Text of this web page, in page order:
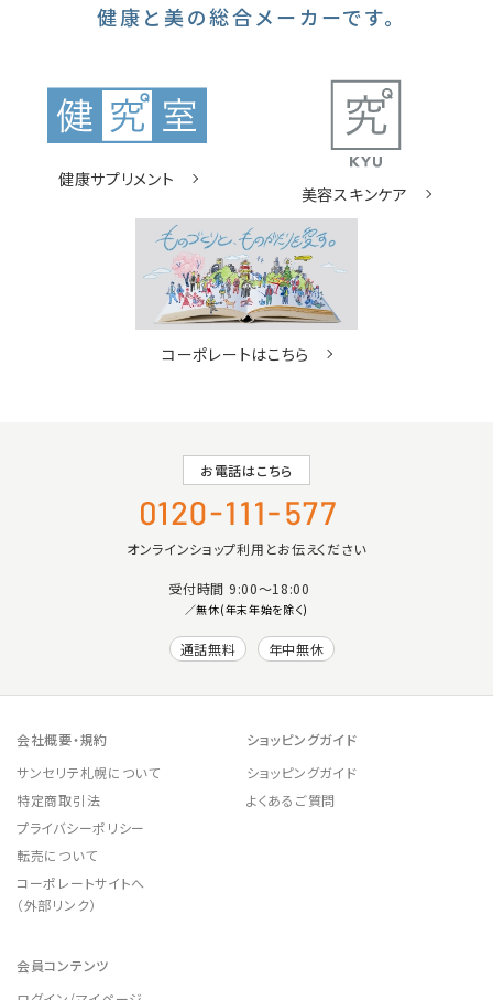
健康と美の総合メーカーです。
健康サプリメント
美容スキンケア
コーポレートはこちら
お電話はこちら
オンラインショップ利用とお伝えください
受付時間 9:00〜18:00
／無休(年末年始を除く)
通話無料 年中無休
会社概要・規約
サンセリテ札幌について
特定商取引法
プライバシーポリシー
転売について
コーポレートサイトへ
（外部リンク）
ショッピングガイド
ショッピングガイド
よくあるご質問
会員コンテンツ